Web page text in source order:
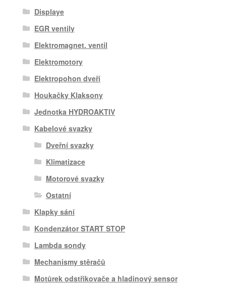
Displaye
EGR ventily
Elektromagnet. ventil
Elektromotory
Elektropohon dveří
Houkačky Klaksony
Jednotka HYDROAKTIV
Kabelové svazky
Dveřní svazky
Klimatizace
Motorové svazky
Ostatní
Klapky sání
Kondenzátor START STOP
Lambda sondy
Mechanismy stěračů
Motůrek odstřikovače a hladinový sensor